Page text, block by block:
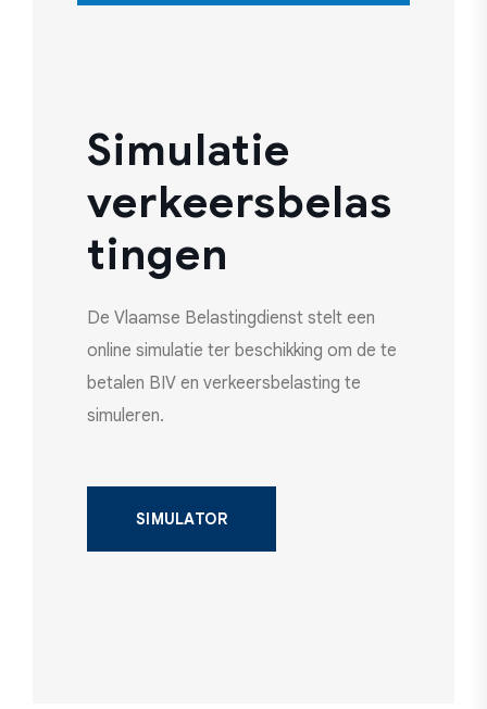
Simulatie
verkeersbelas
tingen
De Vlaamse Belastingdienst stelt een
online simulatie ter beschikking om de te
betalen BIV en verkeersbelasting te
simuleren.
SIMULATOR